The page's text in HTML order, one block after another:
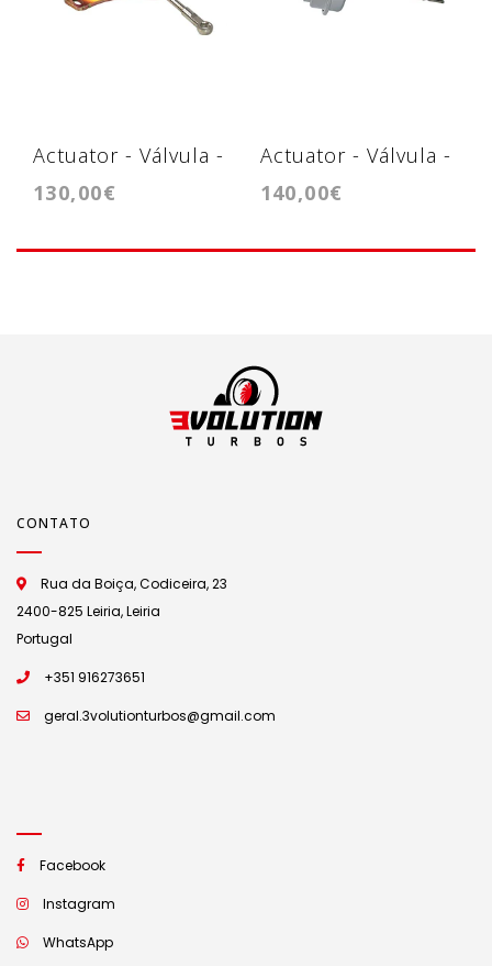
Actuator - Válvula -
GTC1244VZ
130,00€
Actuator - Válvula -
GTC1244VZ
140,00€
CONTATO
Rua da Boiça, Codiceira, 23
2400-825 Leiria, Leiria
Portugal
+351 916273651
geral.3volutionturbos@gmail.com
Facebook
Instagram
WhatsApp